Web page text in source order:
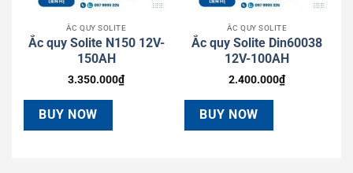
ẮC QUY SOLITE
Ắc quy Solite N150 12V-
150AH
3.350.000₫
BUY NOW
ẮC QUY SOLITE
Ắc quy Solite Din60038
12V-100AH
2.400.000₫
BUY NOW